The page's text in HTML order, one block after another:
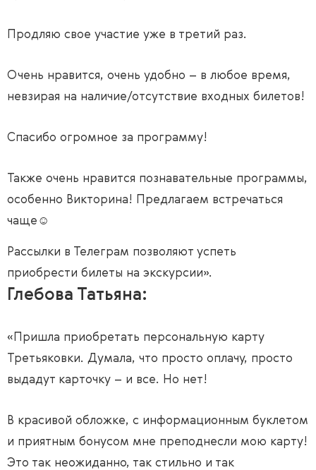
Продляю свое участие уже в третий раз.
Очень нравится, очень удобно – в любое время,
невзирая на наличие/отсутствие входных билетов!
Спасибо огромное за программу!
Также очень нравится познавательные программы,
особенно Викторина! Предлагаем встречаться
чаще☺
Рассылки в Телеграм позволяют успеть
приобрести билеты на экскурсии».
Глебова Татьяна:
«Пришла приобретать персональную карту
Третьяковки. Думала, что просто оплачу, просто
выдадут карточку – и все. Но нет!
В красивой обложке, с информационным буклетом
и приятным бонусом мне преподнесли мою карту!
Это так неожиданно, так стильно и так